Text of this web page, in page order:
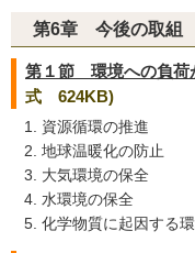
第6章 今後の取組
第１節 環境への負荷
式 624KB)
資源循環の推進
地球温暖化の防止
大気環境の保全
水環境の保全
化学物質に起因する